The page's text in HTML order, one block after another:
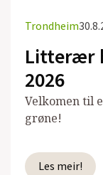
Trondheim
Litterær
2026
Velkomen til
grøne!
Les meir!